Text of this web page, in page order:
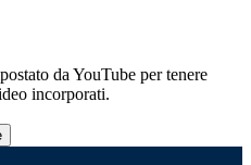
da YouTube per tenere
incorporati.